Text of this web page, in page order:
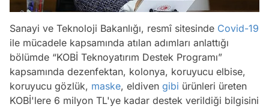
Sanayi ve Teknoloji Bakanlığı, resmî sitesinde Covid-19
ile mücadele kapsamında atılan adımları anlattığı
bölümde “KOBİ Teknoyatırım Destek Programı”
kapsamında dezenfektan, kolonya, koruyucu elbise,
koruyucu gözlük, maske, eldiven gibi ürünleri üreten
KOBİ'lere 6 milyon TL'ye kadar destek verildiği bilgisini